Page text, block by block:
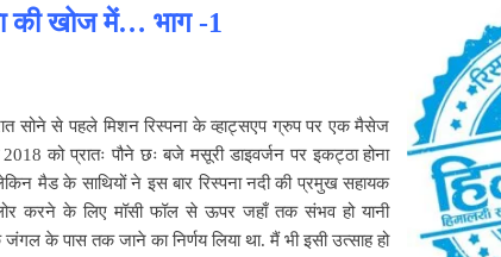
की खोज में… भाग -1
सोने से पहले मिशन रिस्पना के व्हाट्सएप ग्रुप पर एक मैसेज
को प्रातः पौने छः बजे मसूरी डाइवर्जनपर इकट्ठा होना
मैड के साथियों ने इस बार रिस्पना नदी की प्रमुख सहायक
करने के लिए मॉसी फॉल से ऊपर जहाँ तक संभव हो यानी
के पास तक जाने का निर्णय लिया था. मैं भी इसी उत्साह हो